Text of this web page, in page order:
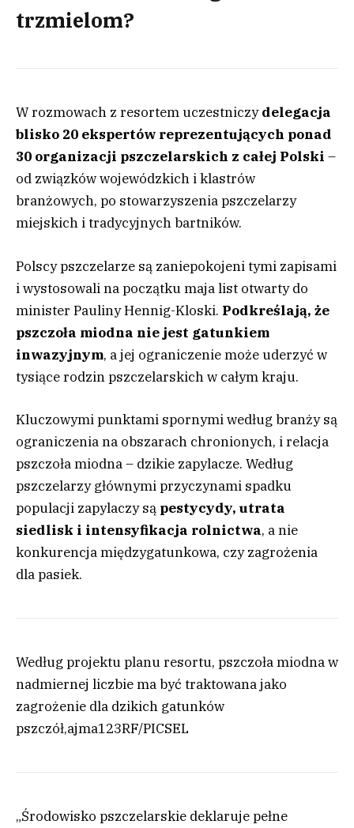
trzmielom?
W rozmowach z resortem uczestniczydelegacja
blisko 20 ekspertów reprezentujących ponad
30 organizacji pszczelarskich z całej Polski –
od związków wojewódzkich i klastrów
branżowych, po stowarzyszenia pszczelarzy
miejskich i tradycyjnych bartników.
Polscy pszczelarze są zaniepokojeni tymi zapisami
i wystosowali na początku maja list otwarty do
minister Pauliny Hennig-Kloski. Podkreślają, że
pszczoła miodna nie jest gatunkiem
inwazyjnym, a jej ograniczenie może uderzyć w
tysiące rodzin pszczelarskich w całym kraju.
Kluczowymi punktami spornymi według branży są
ograniczenia na obszarach chronionych, i relacja
pszczoła miodna – dzikie zapylacze. Według
pszczelarzy głównymi przyczynami spadku
populacji zapylaczy są pestycydy, utrata
siedlisk i intensyfikacja rolnictwa, a nie
konkurencja międzygatunkowa, czy zagrożenia
dla pasiek.
Według projektu planu resortu, pszczoła miodna w
nadmiernej liczbie ma być traktowana jako
zagrożenie dla dzikich gatunków
pszczół,ajma123RF/PICSEL
„Środowisko pszczelarskie deklaruje pełne